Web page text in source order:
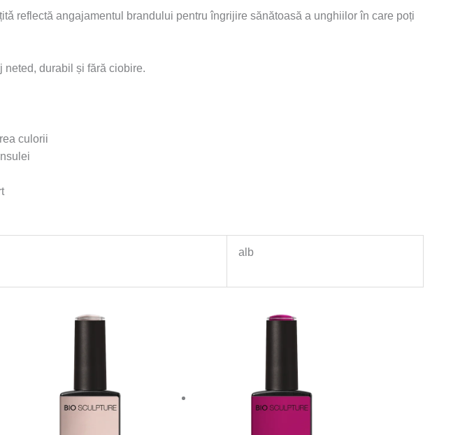
reflectă angajamentul brandului pentru îngrijire sănătoasă a unghiilor în care poți
neted, durabil și fără ciobire.
culorii
alb